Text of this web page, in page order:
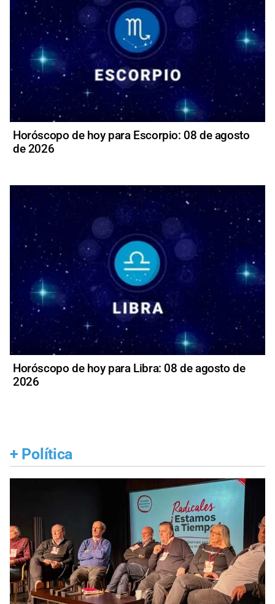
Horóscopo de hoy para Escorpio: 08 de agosto
de 2026
Horóscopo de hoy para Libra: 08 de agosto de
2026
+ Política